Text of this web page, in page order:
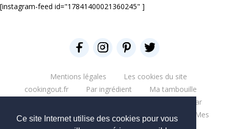
Ce site Internet utilise des cookies pour vous
[instagram-feed id="17841400021360245" ]
Mentions légales
Les cookies du site
cookingout.fr
Par ingrédient
Ma tambouille
Par
ingrédient
Mes aventures
Mes